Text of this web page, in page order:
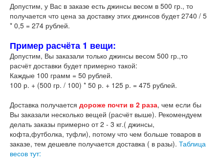
Допустим, у Вас в заказе есть джинсы весом в 500 гр., то
получается что цена за доставку этих джинсов будет 2740 / 5
* 0,5 = 274 рублей.
Пример расчёта 1 вещи:
Допустим, Вы заказали только джинсы весом 500 гр.,то
расчёт доставки будет примерно такой:
Каждые 100 грамм = 50 рублей.
100 р. + (500 гр. / 100) * 50 р. + 125 р. = 475 рублей.
Доставка получается дороже почти в 2 раза, чем если бы
Вы заказали несколько вещей (расчёт выше). Рекомендуем
делать заказы примерно от 2 - 3 кг.( джинсы,
кофта,футболка, туфли), потому что чем больше товаров в
заказе, тем дешевле получается доставка ( в разы). Таблица
весов тут: